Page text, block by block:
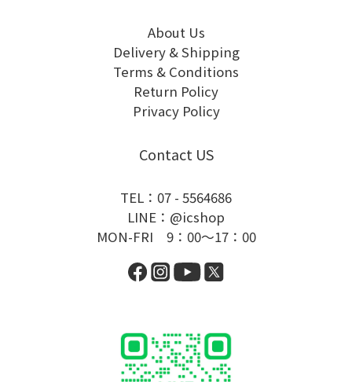
About Us
Delivery & Shipping
Terms & Conditions
Return Policy
Privacy Policy
Contact US
TEL：07 - 5564686
LINE：@icshop
MON-FRI 9：00～17：00